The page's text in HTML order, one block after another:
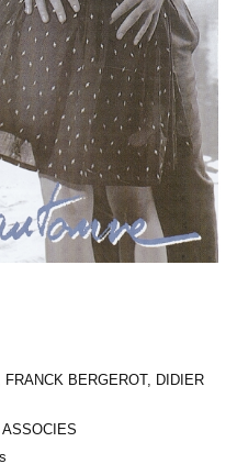
FRANCK BERGEROT, DIDIER